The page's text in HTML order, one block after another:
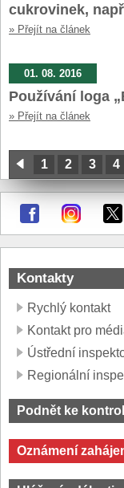
cukrovinek,
» Přejít na článek
01. 08. 2016
Používání loga
» Přejít na článek
1 2 3 4
Kontakty
Rychlý kontakt
Kontakt pro
Ústřední
Regionální
Podnět ke
Oznámení